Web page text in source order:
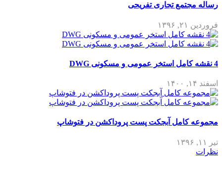
رساله مجتمع تجاری تفریحی
فروردین ۲۱, ۱۳۹۶
4 نقشه کامل استخر عمومی و مسکونی DWG
اسفند ۱۴, ۱۴۰۰
مجموعه کامل آبجکت پست پروداکشن در فتوشاپ
تیر ۱۱, ۱۳۹۶
نظرات